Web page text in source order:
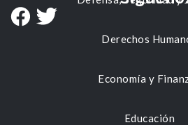
Derechos
Economía y
Educación